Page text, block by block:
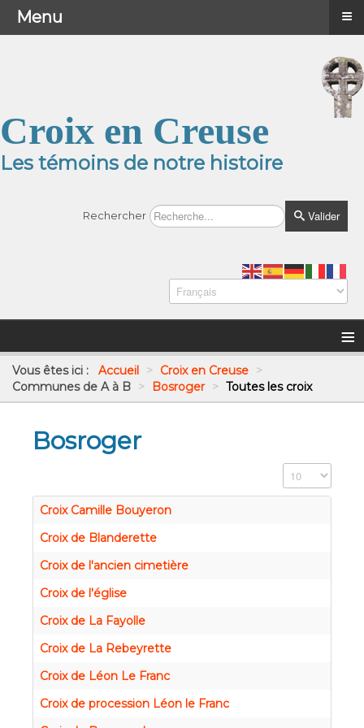
Croix en Creuse
Les témoins de notre histoire
Rechercher Valider
≡
Vous êtes ici : Accueil > Croix en Creuse >
Communes de A à B > Bosroger > Toutes les croix
Bosroger
Affichage #
Croix Camille Bouyeron
Croix de Blanderette
Croix de l'ancien cimetière
Croix de l'église
Croix de La Fayolle
Croix de La Rebeyrette
Croix de Léon Le Franc
Croix de procession Léon le Franc
Menu ≡
Menu ≡